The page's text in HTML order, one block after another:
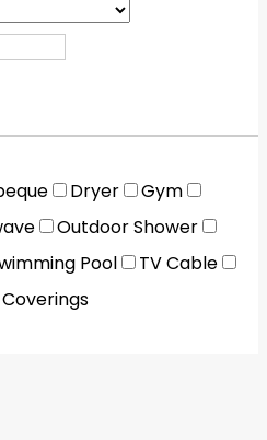
Dryer
Gym
Outdoor Shower
Pool
TV Cable